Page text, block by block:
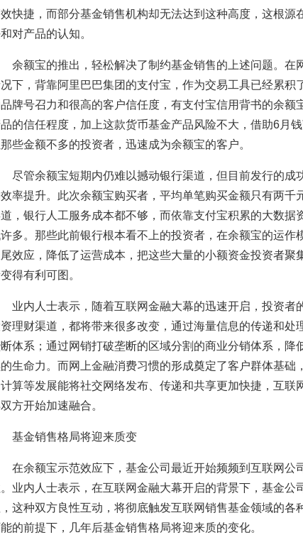
快捷，而部分基金销售机构却无法达到这种高度，这根源
对产品的认知。
余额宝的推出，轻松解决了制约基金销售的上述问题。在
下，背靠阿里巴巴集团的支付宝，作为交易工具已经累积
牌号召力和很高的客户信任度，有支付宝信用背书的余额
的信任程度，加上这款货币基金产品风险不大，借助6月
些金额不多的投资者，迅速成为余额宝的客户。
尽管余额宝短期内仍难以撼动银行渠道，但目前发行的成
率提升。此次余额宝购买者，平均单笔购买金额只有两千
，银行人工服务成本都不够，而依靠支付宝积累的大数据
多。那些此前银行根本看不上的投资者，在余额宝的运作
效应，降低了运营成本，把这些大量的小额资金投资者聚
得有利可图。
业内人士表示，随着互联网金融大幕的迅速开启，投资者
理财渠道，都将带来很多改变，通过海量信息的传递和处
体系；通过网销打破垄断的区域分割的商业分销体系，降
生命力。而网上金融消费习惯的形成奠定了客户群体基础
算等发展能将社交网络发布、传递和共享更加快捷，互联
方开始加速融合。
基金销售格局将迎来质变
在余额宝示范效应下，基金公司最近开始频频到互联网公
业内人士表示，在互联网金融大幕开启的背景下，基金公
，这种双方良性互动，将彻底触发互联网销售基金领域的各
的前提下，几年后基金销售格局将迎来质的变化。